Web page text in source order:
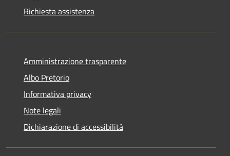
Richiesta assistenza
Amministrazione trasparente
Albo Pretorio
Informativa privacy
Note legali
Dichiarazione di accessibilità